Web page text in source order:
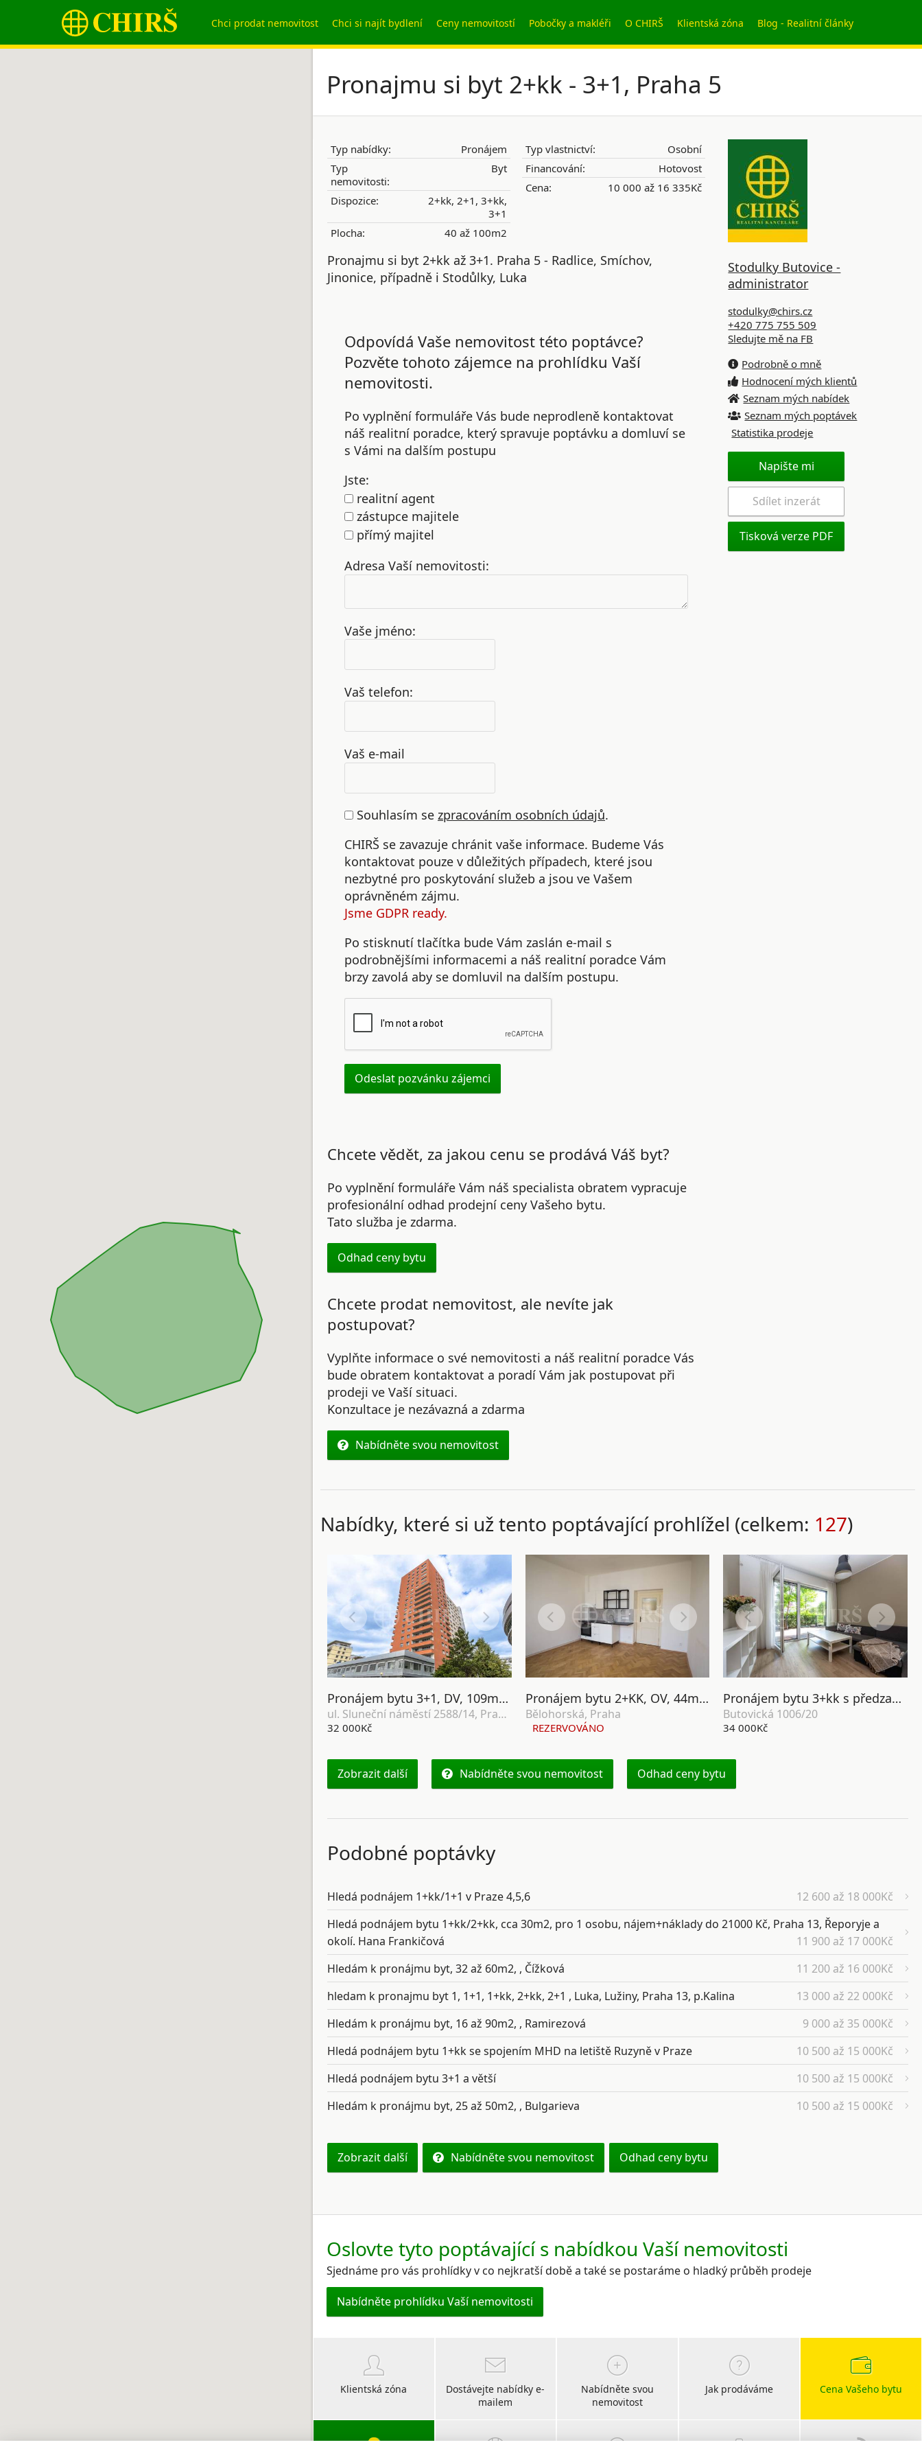
Chci prodat nemovitost Chci si najít bydlení Ceny nemovitostí Pobočky a makléři O CHIRŠ Klientská zóna Blog - Realitní články
Pronajmu si byt 2+kk - 3+1, Praha 5
Typ nabídky:
Pronájem
Typ
nemovitosti:
Byt
Dispozice:
2+kk, 2+1, 3+kk,
3+1
Plocha:
40 až 100m2
Typ vlastnictví:
Osobní
Financování:
Hotovost
Cena:
10 000 až 16 335Kč
Pronajmu si byt 2+kk až 3+1. Praha 5 - Radlice, Smíchov,
Jinonice, případně i Stodůlky, Luka
Odpovídá Vaše nemovitost této poptávce?
Pozvěte tohoto zájemce na prohlídku Vaší
nemovitosti.
Po vyplnění formuláře Vás bude neprodleně kontaktovat
náš realitní poradce, který spravuje poptávku a domluví se
s Vámi na dalším postupu
Jste:
realitní agent
zástupce majitele
přímý majitel
Adresa Vaší nemovitosti:
Vaše jméno:
Vaš telefon:
Vaš e-mail
Souhlasím se zpracováním osobních údajů.
CHIRŠ se zavazuje chránit vaše informace. Budeme Vás
kontaktovat pouze v důležitých případech, které jsou
nezbytné pro poskytování služeb a jsou ve Vašem
oprávněném zájmu.
Jsme GDPR ready.
Po stisknutí tlačítka bude Vám zaslán e-mail s
podrobnějšími informacemi a náš realitní poradce Vám
brzy zavolá aby se domluvil na dalším postupu.
Chcete vědět, za jakou cenu se prodává Váš byt?
Po vyplnění formuláře Vám náš specialista obratem vypracuje
profesionální odhad prodejní ceny Vašeho bytu.
Tato služba je zdarma.
Odhad ceny bytu
Chcete prodat nemovitost, ale nevíte jak
postupovat?
Vyplňte informace o své nemovitosti a náš realitní poradce Vás
bude obratem kontaktovat a poradí Vám jak postupovat při
prodeji ve Vaší situaci.
Konzultace je nezávazná a zdarma
Nabídněte svou nemovitost
Stodulky Butovice -
administrator
stodulky@chirs.cz
+420 775 755 509
Sledujte mě na FB
Podrobně o mně
Hodnocení mých klientů
Seznam mých nabídek
Seznam mých poptávek
Statistika prodeje
Napište mi
Sdílet inzerát
Tisková verze PDF
Nabídky, které si už tento poptávající prohlížel (celkem: 127)
Pronájem bytu 3+1, DV, 109m2, ul. Sluneční náměstí 2588/14, Praha 5 - Hůrka
ul. Sluneční náměstí 2588/14, Praha 5 - Hůrka
32 000Kč
Pronájem bytu 2+KK, OV, 44m2, ul. Bělohorská 218/119, P-6 Břevnov
Bělohorská, Praha
REZERVOVÁNO
Pronájem bytu 3+kk s předzahrádkou, OV, 84m2, ul. Butovická 1006/20, Praha 5 - Jinonice
Butovická 1006/20
34 000Kč
Zobrazit další Nabídněte svou nemovitost Odhad ceny bytu
Podobné poptávky
Hledá podnájem 1+kk/1+1 v Praze 4,5,6
12 600 až 18 000Kč
Hledá podnájem bytu 1+kk/2+kk, cca 30m2, pro 1 osobu, nájem+náklady do 21000 Kč, Praha 13, Řeporyje a
okolí. Hana Frankičová
11 900 až 17 000Kč
Hledám k pronájmu byt, 32 až 60m2, , Čížková
11 200 až 16 000Kč
hledam k pronajmu byt 1, 1+1, 1+kk, 2+kk, 2+1 , Luka, Lužiny, Praha 13, p.Kalina
13 000 až 22 000Kč
Hledám k pronájmu byt, 16 až 90m2, , Ramirezová
9 000 až 35 000Kč
Hledá podnájem bytu 1+kk se spojením MHD na letiště Ruzyně v Praze
10 500 až 15 000Kč
Hledá podnájem bytu 3+1 a větší
10 500 až 15 000Kč
Hledám k pronájmu byt, 25 až 50m2, , Bulgarieva
10 500 až 15 000Kč
Zobrazit další Nabídněte svou nemovitost Odhad ceny bytu
Oslovte tyto poptávající s nabídkou Vaší nemovitosti
Sjednáme pro vás prohlídky v co nejkratší době a také se postaráme o hladký průběh prodeje
Nabídněte prohlídku Vaší nemovitosti
Klientská zóna
Dostávejte nabídky e-
mailem
Nabídněte svou
nemovitost
Jak prodáváme Cena Vašeho bytu